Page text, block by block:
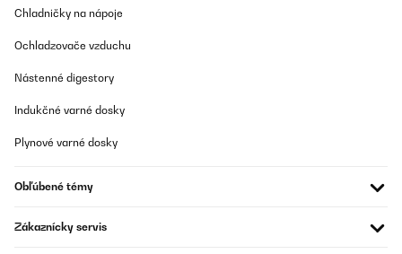
Chladničky na nápoje
Ochladzovače vzduchu
Nástenné digestory
Indukčné varné dosky
Plynové varné dosky
Obľúbené témy
Zákaznícky servis